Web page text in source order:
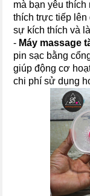
mà bạn yêu
thích trực tiếp lên
sự kích thích và
- Máy massage
pin sạc bằng
giúp động cơ
chi phí sử dụng